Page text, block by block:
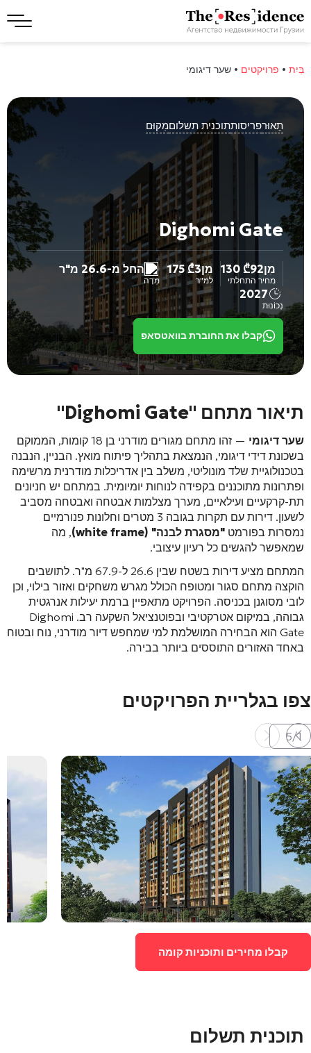
בַּיִת • פרויקטים • שער דיגומי
תֵאוּרפריסותתוכנית תשלוםמִקוּם
Dighomi Gate
מִן ₾92 130
מחיר התחלתי
מִן ₾3 175
למ"ר
החל מ-26.6 מ"ר
מִדָה
2027
נְכוֹנוּת
קבלו את החוברת בוואטסאפ
תיאור מתחם "Dighomi Gate"
שער דיגומי
— זהו מתחם מגורים מודרני בן 18 קומות, הממוקם
בשכונת דידי דיגומי, הנמצאת בתהליך פיתוח מואץ. הבניין, הנבנה
בטכנולוגיית שלד מונוליטי, משלב בין אדריכלות מודרנית מרשימה
ופתרונות מתוכננים בקפידה לנוחות יומיומית. במתחם יש חניונים
תת-קרקעיים ועילאיים, מערך מצלמות אבטחה ואבטחה מסביב
לשעון
. דירות עם תקרות בגובה 3 מטרים וחלונות פנורמיים
נמסרות בפורמט "מסגרת לבנה" (white frame)
, מה
שמאפשר להגשים כל רעיון עיצובי.
המתחם מציע דירות בשטח שבין 26.6 ל-67.9 מ"ר
. לתושבים
הוקצה מתחם סגור ומטופח הכולל מגרש משחקים ואזור בילוי, וכן
לובי מסוגנן בכניסה. הפרויקט מתאפיין ברמת יעילות אנרגטית
גבוהה, במיקום אטרקטיבי ובפוטנציאל השקעה רב . Dighomi
Gate הוא הבחירה המושלמת למי שמחפש דיור מודרני, נוח ובטוח
באחד האזורים התוססים ביותר בבירה.
צפו בגלריית הפרויקטים
1
/
5
קבלו מחירים ותוכניות קומה
תוכנית תשלום